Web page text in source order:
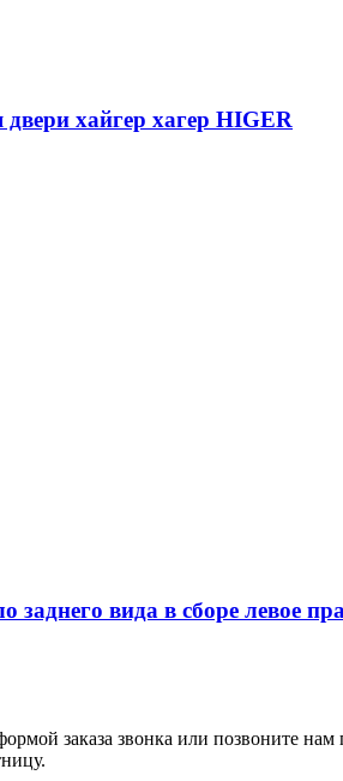
хайгер хагер HIGER
вида в сборе левое
заказа звонка или позвоните